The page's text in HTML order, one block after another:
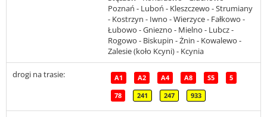
Poznań - Luboń - Kleszczewo - Strumiany
- Kostrzyn - Iwno - Wierzyce - Fałkowo -
Łubowo - Gniezno - Mielno - Lubcz -
Rogowo - Biskupin - Żnin - Kowalewo -
Zalesie (koło Kcyni) - Kcynia
drogi na trasie: A1 A2 A4 A8 S5 5
78 241 247 933